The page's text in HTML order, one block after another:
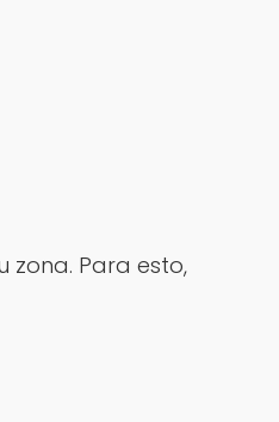
zona. Para esto,